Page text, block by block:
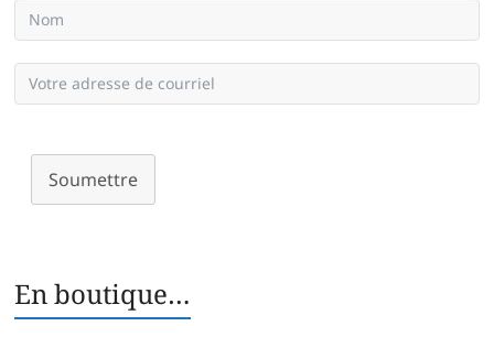
Soumettre
En boutique…